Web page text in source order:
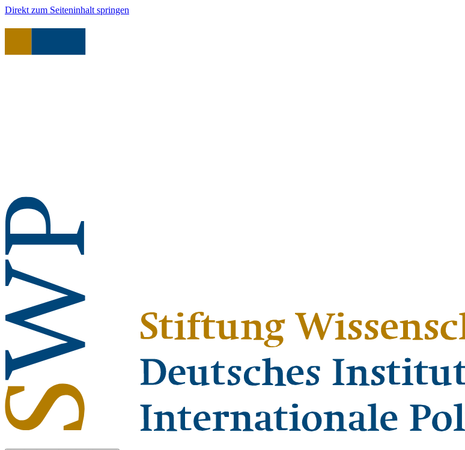
Direkt zum Seiteninhalt springen